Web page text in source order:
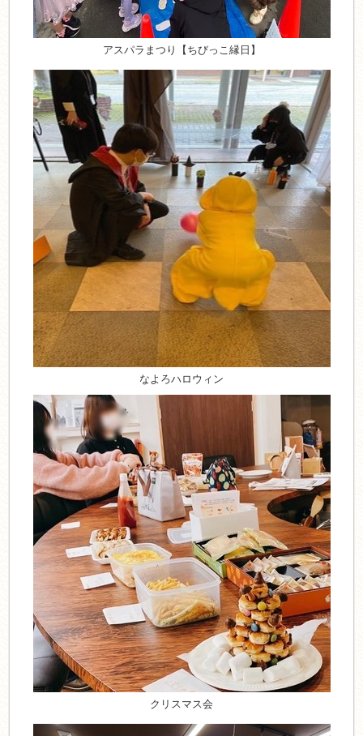
アスパラまつり【ちびっこ縁日】
なよろハロウィン
クリスマス会